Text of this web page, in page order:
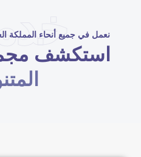
نعمل في جميع أنحاء المملكة
استكشف